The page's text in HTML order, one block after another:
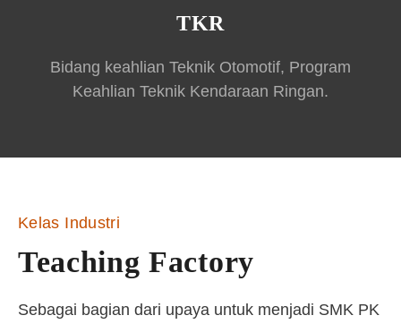
TKR
Bidang keahlian Teknik Otomotif, Program
Keahlian Teknik Kendaraan Ringan.
Kelas Industri
Teaching Factory
Sebagai bagian dari upaya untuk menjadi SMK PK